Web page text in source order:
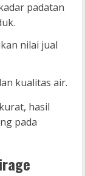
padatan
nilai jual
kualitas air.
hasil
pada